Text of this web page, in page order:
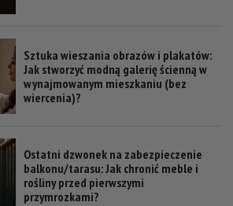
Sztuka wieszania obrazów i plakatów:
Jak stworzyć modną galerię ścienną w
wynajmowanym mieszkaniu (bez
wiercenia)?
Ostatni dzwonek na zabezpieczenie
balkonu/tarasu: Jak chronić meble i
rośliny przed pierwszymi
przymrozkami?